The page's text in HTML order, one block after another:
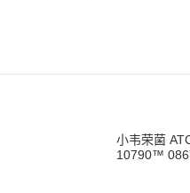
小韦荣菌
10790™